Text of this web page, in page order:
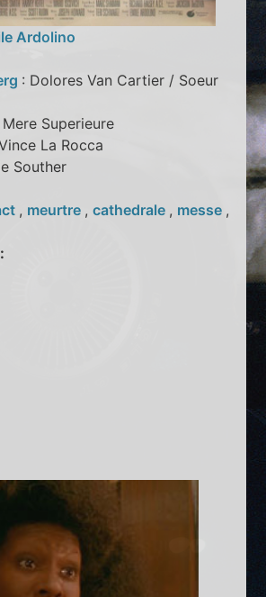
Ardolino
: Dolores Van Cartier / Soeur
Mere Superieure
La Rocca
Souther
, meurtre ,cathedrale , messe ,